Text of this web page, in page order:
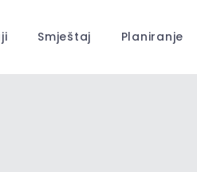
Smještaj Planiranje